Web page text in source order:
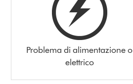
Problema di alimentazione o
elettrico